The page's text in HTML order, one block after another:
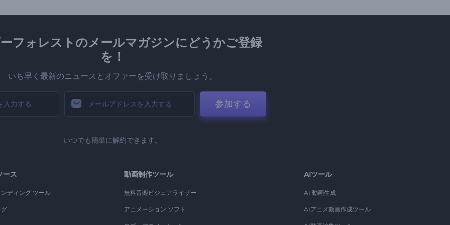
フォレストのメールマガジンにどうかご登録
を！
いち早く最新のニュースとオファーを受け取りましょう。
参加する
いつでも簡単に解約できます。
ース
ディング ツール
動画制作ツール
無料音楽ビジュアライザー
アニメーション ソフト
AIツール
AI 動画生成
AIアニメ動画作成ツール